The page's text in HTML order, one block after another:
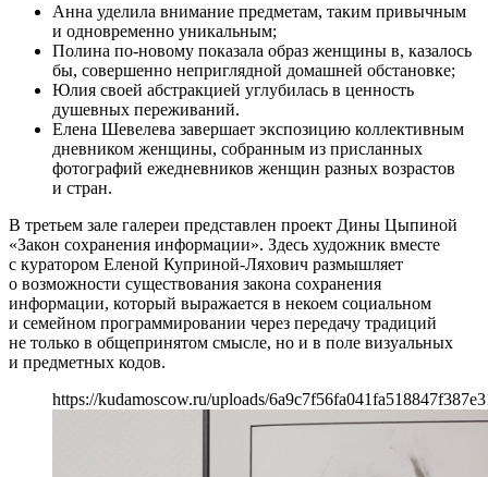
Анна уделила внимание предметам, таким привычным
и одновременно уникальным;
Полина по-новому показала образ женщины в, казалось
бы, совершенно неприглядной домашней обстановке;
Юлия своей абстракцией углубилась в ценность
душевных переживаний.
Елена Шевелева завершает экспозицию коллективным
дневником женщины, собранным из присланных
фотографий ежедневников женщин разных возрастов
и стран.
В третьем зале галереи представлен проект Дины Цыпиной
«Закон сохранения информации». Здесь художник вместе
с куратором Еленой Куприной-Ляхович размышляет
о возможности существования закона сохранения
информации, который выражается в некоем социальном
и семейном программировании через передачу традиций
не только в общепринятом смысле, но и в поле визуальных
и предметных кодов.
https://kudamoscow.ru/uploads/